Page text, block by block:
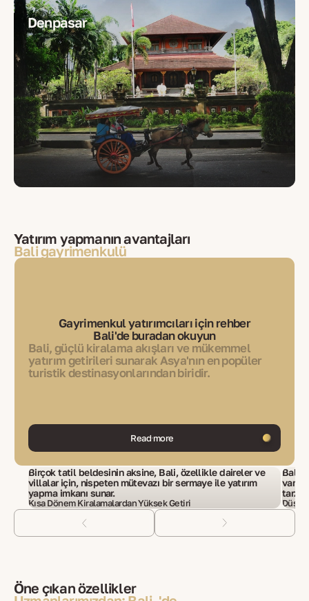
Denpasar
Yatırım yapmanın avantajları
Bali gayrimenkulü
Gayrimenkul yatırımcıları için rehber
Bali'de buradan okuyun
Bali, güçlü kiralama akışları ve mükemmel
yatırım getirileri sunarak Asya'nın en popüler
turistik destinasyonlarından biridir.
Read more
Birçok tatil beldesinin aksine, Bali, özellikle daireler ve
villalar için, nispeten mütevazı bir sermaye ile yatırım
yapma imkanı sunar.
Kısa Dönem Kiralamalardan Yüksek Getiri
Bali,
tarzı
Düşük
Öne çıkan özellikler